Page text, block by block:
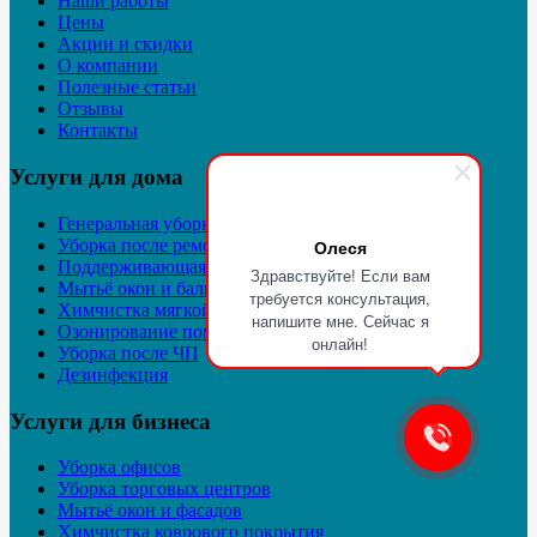
Олеся
Здравствуйте! Если вам
требуется консультация,
напишите мне. Сейчас я
онлайн!
Цены
Акции и скидки
О компании
Полезные статьи
Отзывы
Контакты
Услуги для дома
Генеральная уборка
Уборка после ремонта
Поддерживающая уборка
Мытьё окон и балконов
Химчистка мягкой мебели и ковров
Озонирование помещений
Уборка после ЧП
Дезинфекция
Услуги для бизнеса
Уборка офисов
Уборка торговых центров
Мытьё окон и фасадов
Химчистка коврового покрытия